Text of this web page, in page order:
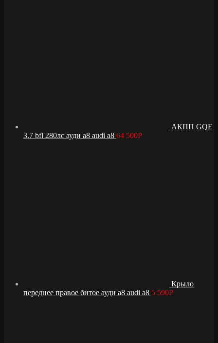
АКПП GQE
3.7 bfl 280лс ауди а8 audi a8 64 500Р
Крыло
переднее правое битое ауди а8 audi a8 5 590Р